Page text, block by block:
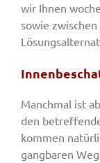
wir Ihnen
sowie
Manchmal ist
den
kommen
gangbaren